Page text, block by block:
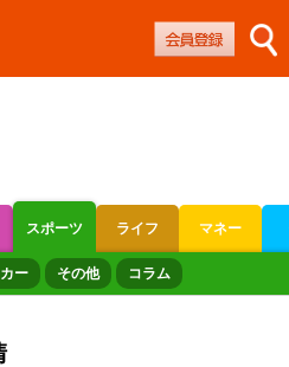
スポーツ ライフ マネー
ス
ー その他 コラム